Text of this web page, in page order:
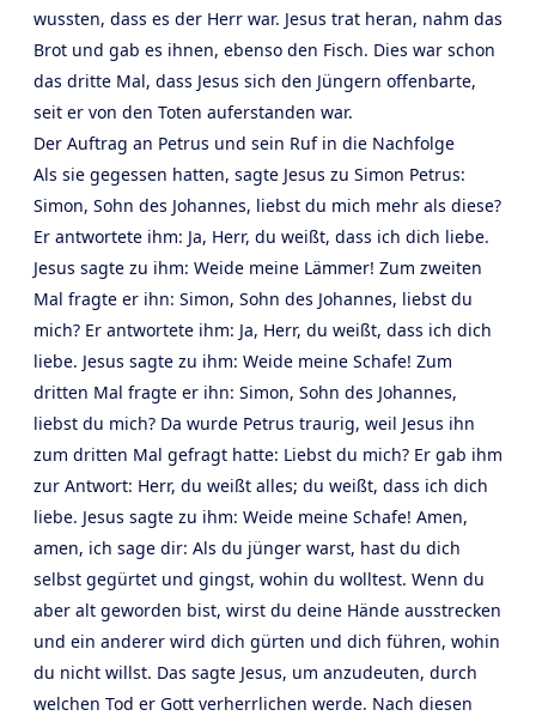
wussten, dass es der Herr war. Jesus trat heran, nahm das
Brot und gab es ihnen, ebenso den Fisch. Dies war schon
das dritte Mal, dass Jesus sich den Jüngern offenbarte,
seit er von den Toten auferstanden war.
Der Auftrag an Petrus und sein Ruf in die Nachfolge
Als sie gegessen hatten, sagte Jesus zu Simon Petrus:
Simon, Sohn des Johannes, liebst du mich mehr als diese?
Er antwortete ihm: Ja, Herr, du weißt, dass ich dich liebe.
Jesus sagte zu ihm: Weide meine Lämmer! Zum zweiten
Mal fragte er ihn: Simon, Sohn des Johannes, liebst du
mich? Er antwortete ihm: Ja, Herr, du weißt, dass ich dich
liebe. Jesus sagte zu ihm: Weide meine Schafe! Zum
dritten Mal fragte er ihn: Simon, Sohn des Johannes,
liebst du mich? Da wurde Petrus traurig, weil Jesus ihn
zum dritten Mal gefragt hatte: Liebst du mich? Er gab ihm
zur Antwort: Herr, du weißt alles; du weißt, dass ich dich
liebe. Jesus sagte zu ihm: Weide meine Schafe! Amen,
amen, ich sage dir: Als du jünger warst, hast du dich
selbst gegürtet und gingst, wohin du wolltest. Wenn du
aber alt geworden bist, wirst du deine Hände ausstrecken
und ein anderer wird dich gürten und dich führen, wohin
du nicht willst. Das sagte Jesus, um anzudeuten, durch
welchen Tod er Gott verherrlichen werde. Nach diesen